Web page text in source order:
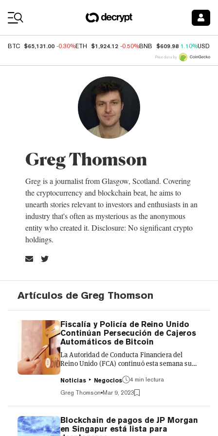
BTC $65,131.00 -0.30%ETH $1,924.12 -0.50%BNB $609.98 1.10%USDC
Price data by
Greg Thomson
Greg is a journalist from Glasgow, Scotland. Covering
the cryptocurrency and blockchain beat, he aims to
unearth stories relevant to investors and enthusiasts in an
industry that's often as mysterious as the anonymous
entity who created it. Disclosure: No significant crypto
holdings.
Artículos de Greg Thomson
Fiscalía y Policía de Reino Unido
Continúan Persecución de Cajeros
Automáticos de Bitcoin
La Autoridad de Conducta Financiera del
Reino Unido (FCA) continuó esta semana su
ilegales de Bitcoin, anunciando que había
inspeccionado varios lugares del este de
Londres sospechosos de albergar máquinas no
registradas. Según un anuncio de la FCA del 8
de marzo, el regulador financiero declaró que
había investigado varios sitios en la zona este
de Londres junto con la Policía Metropolitana,
Noticias Negocios
4 min lectura
Greg Thomson Mar 9, 2023
Blockchain de pagos de JP Morgan
en Singapur está lista para